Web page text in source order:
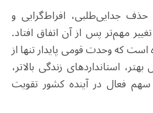
جدایی‌طلبی، افراط‌گرایی و
مهم‌تر پس از آن اتفاق افتاد.
که وحدت قومی پایدار تنها از
استانداردهای زندگی بالاتر،
فعال در آینده کشور تقویت